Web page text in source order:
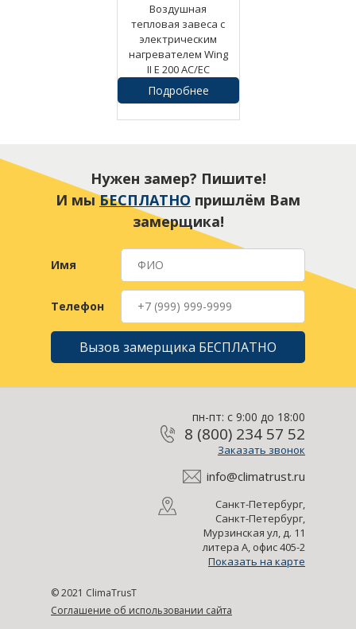
Воздушная
тепловая завеса с
электрическим
нагревателем Wing
II E 200 AC/EC
57300руб.
Подробнее
Нужен замер? Пишите!
И мыБЕСПЛАТНО пришлём Вам
замерщика!
Имя
Телефон
Вызов замерщика БЕСПЛАТНО
пн-пт: с 9:00 до 18:00
8 (800) 234 57 52
Заказать звонок
info@climatrust.ru
Санкт-Петербург,
Санкт-Петербург,
Мурзинская ул, д. 11
литера А, офис 405-2
Показать на карте
© 2021 ClimaTrusT
Соглашение об использовании сайта